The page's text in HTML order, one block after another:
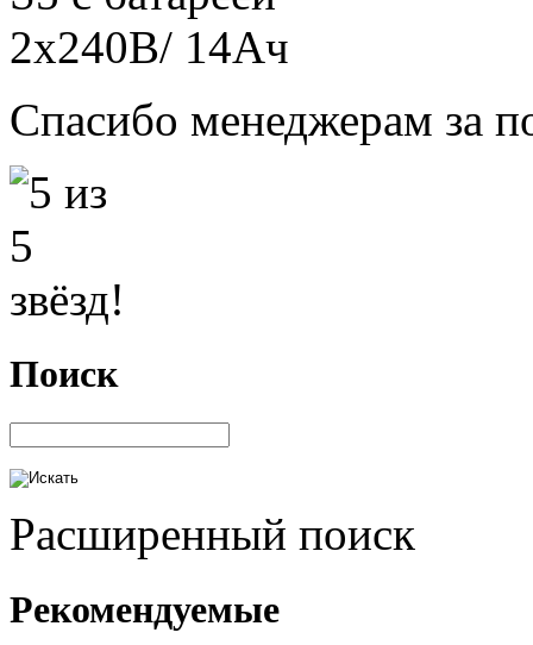
Спасибо менеджерам за
Поиск
Расширенный поиск
Рекомендуемые